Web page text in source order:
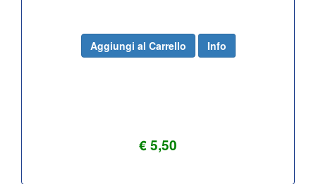
€ 5,50
Aggiungi al Carrello Info